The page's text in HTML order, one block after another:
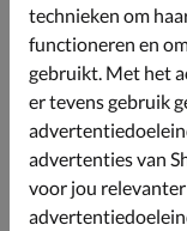
Voorzien van
biedt goede
lopen.
Afgewerkt met
goede grip.
Specificaties
technieken om
functioneren en
gebruikt. Met het
er tevens gebruik
advertenties van
voor jou